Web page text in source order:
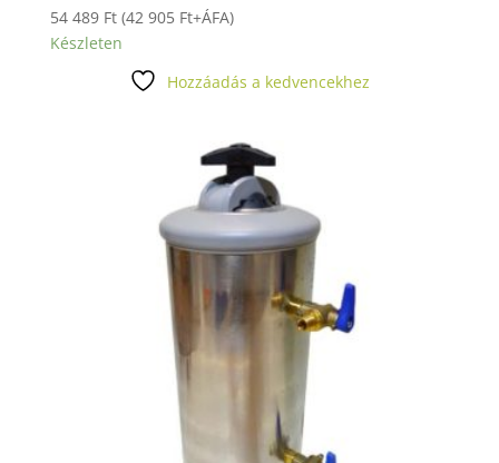
54 489 Ft (42 905 Ft+ÁFA)
Készleten
Hozzáadás a kedvencekhez